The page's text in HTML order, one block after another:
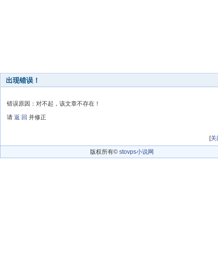
出现错误！
错误原因：对不起，该文章不存在！
请 返 回 并修正
[关
版权所有© stovps小说网